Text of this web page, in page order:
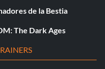
de la Bestia
The Dark Ages